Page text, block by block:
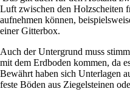
Luft zwischen den Holzscheiten
aufnehmen können,
einer Gitterbox.
Auch der Untergrund muss
mit dem Erdboden kommen, da
Bewährt haben sich Unterlagen
feste Böden aus Ziegelsteinen